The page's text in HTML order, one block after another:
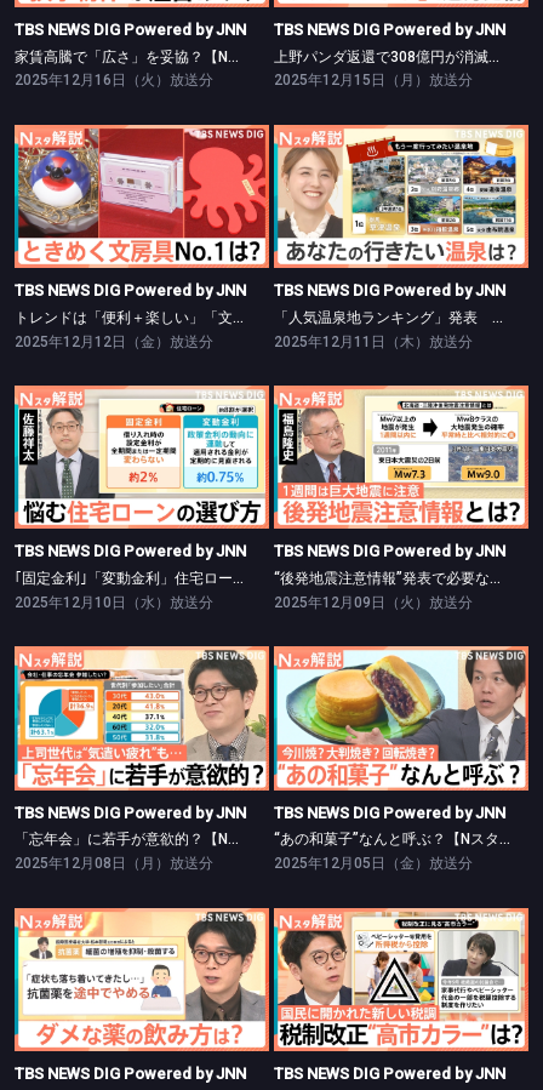
TBS NEWS DIG Powered by JNN
家賃高騰で「広さ」を妥協？【Nスタ】
2025年12月16日（火）放送分
TBS NEWS DIG Powered by JNN
上野パンダ返還で308億円が消滅危機？【Nスタ】
2025年12月15日（月）放送分
TBS NEWS DIG Powered by JNN
トレンドは「便利＋楽しい」「文具女子アワード」注目は？【Nスタ】
TBS NEWS DIG Powered by JNN
トレンドは「便利＋楽しい」「文具女子アワード」注目は？【Nスタ】
2025年12月12日（金）放送分
TBS NEWS DIG Powered by JNN
「人気温泉地ランキング」発表 1位に選ばれたのは…？【Nスタ】
TBS NEWS DIG Powered by JNN
「人気温泉地ランキング」発表 1位に選ばれたのは…？【Nスタ】
2025年12月11日（木）放送分
TBS NEWS DIG Powered by JNN
｢固定金利｣「変動金利」住宅ローン返済額はどれだけ変わる？【Nスタ】
TBS NEWS DIG Powered by JNN
｢固定金利｣「変動金利」住宅ローン返済額はどれだけ変わる？【Nスタ】
2025年12月10日（水）放送分
TBS NEWS DIG Powered by JNN
“後発地震注意情報”発表で必要な備えは？【Nスタ】
TBS NEWS DIG Powered by JNN
“後発地震注意情報”発表で必要な備えは？【Nスタ】
2025年12月09日（火）放送分
TBS NEWS DIG Powered by JNN
「忘年会」に若手が意欲的？【Nスタ】
TBS NEWS DIG Powered by JNN
「忘年会」に若手が意欲的？【Nスタ】
2025年12月08日（月）放送分
TBS NEWS DIG Powered by JNN
“あの和菓子”なんと呼ぶ？【Nスタ】
TBS NEWS DIG Powered by JNN
“あの和菓子”なんと呼ぶ？【Nスタ】
2025年12月05日（金）放送分
TBS NEWS DIG Powered by JNN
ダメな薬の飲み方は？【Nスタ】
TBS NEWS DIG Powered by JNN
TBS NEWS DIG Powered by JNN
“高市カラー”税制に変化も【Nスタ】
TBS NEWS DIG Powered by JNN